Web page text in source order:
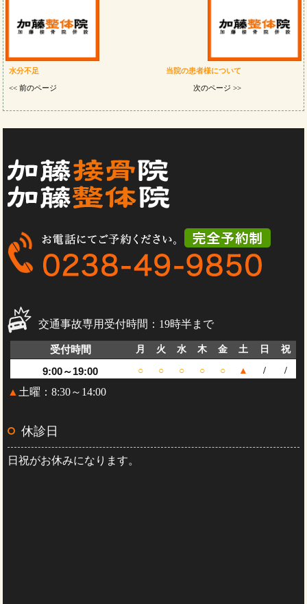
水分不足
<< 前のページ
当院の患者様について
次のページ >>
交通事故専用受付時間：19時半まで
受付時間 月 火 水 木 金 土 日 祝
9:00～19:00 ○ ○ ○ ○ ○ ▲ / /
▲ 土曜：8:30～14:00
休診日
日祝がお休みになります。